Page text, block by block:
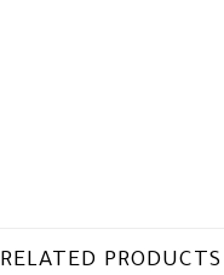
RELATED PRODUCTS